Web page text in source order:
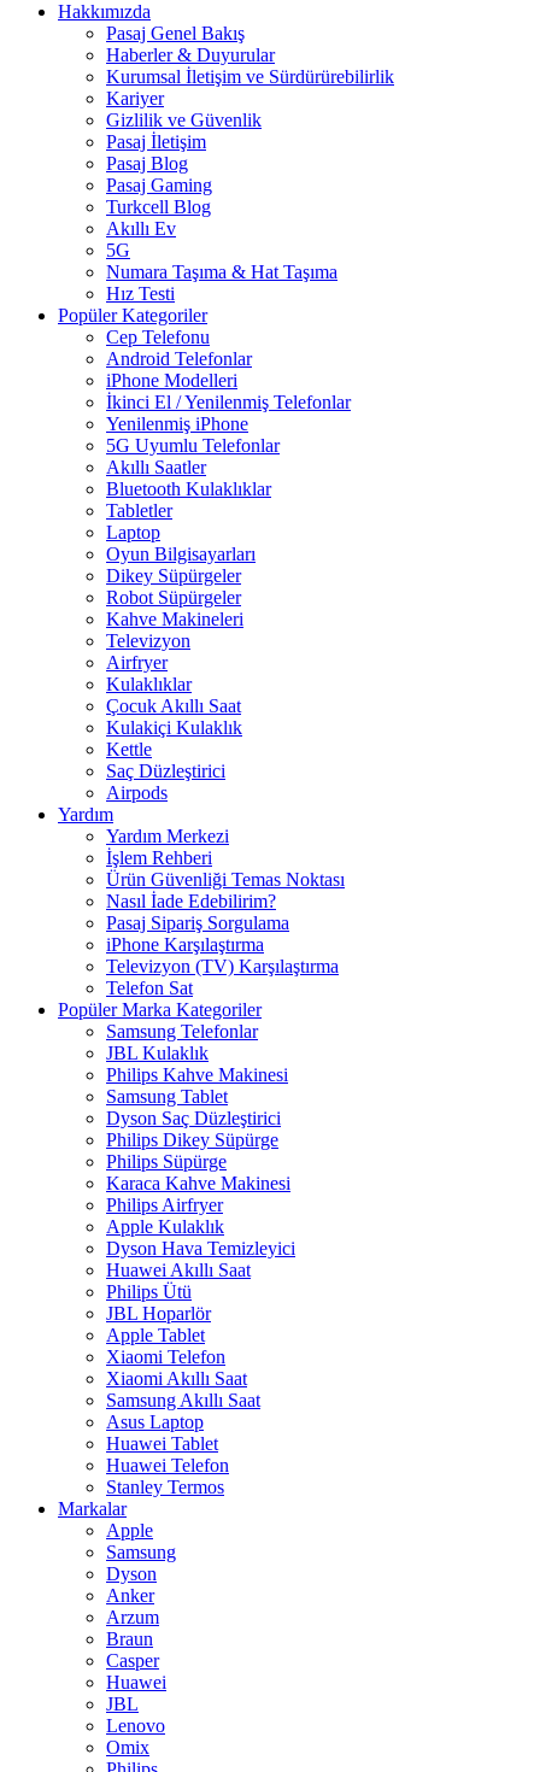
Hakkımızda
Pasaj Genel Bakış
Haberler & Duyurular
Kurumsal İletişim ve Sürdürürebilirlik
Kariyer
Gizlilik ve Güvenlik
Pasaj İletişim
Pasaj Blog
Pasaj Gaming
Turkcell Blog
Akıllı Ev
5G
Numara Taşıma & Hat Taşıma
Hız Testi
Popüler Kategoriler
Cep Telefonu
Android Telefonlar
iPhone Modelleri
İkinci El / Yenilenmiş Telefonlar
Yenilenmiş iPhone
5G Uyumlu Telefonlar
Akıllı Saatler
Bluetooth Kulaklıklar
Tabletler
Laptop
Oyun Bilgisayarları
Dikey Süpürgeler
Robot Süpürgeler
Kahve Makineleri
Televizyon
Airfryer
Kulaklıklar
Çocuk Akıllı Saat
Kulakiçi Kulaklık
Kettle
Saç Düzleştirici
Airpods
Yardım
Yardım Merkezi
İşlem Rehberi
Ürün Güvenliği Temas Noktası
Nasıl İade Edebilirim?
Pasaj Sipariş Sorgulama
iPhone Karşılaştırma
Televizyon (TV) Karşılaştırma
Telefon Sat
Popüler Marka Kategoriler
Samsung Telefonlar
JBL Kulaklık
Philips Kahve Makinesi
Samsung Tablet
Dyson Saç Düzleştirici
Philips Dikey Süpürge
Philips Süpürge
Karaca Kahve Makinesi
Philips Airfryer
Apple Kulaklık
Dyson Hava Temizleyici
Huawei Akıllı Saat
Philips Ütü
JBL Hoparlör
Apple Tablet
Xiaomi Telefon
Xiaomi Akıllı Saat
Samsung Akıllı Saat
Asus Laptop
Huawei Tablet
Huawei Telefon
Stanley Termos
Markalar
Apple
Samsung
Dyson
Anker
Arzum
Braun
Casper
Huawei
JBL
Lenovo
Omix